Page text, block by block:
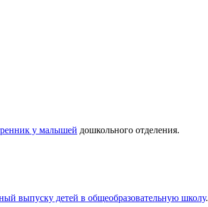
у малышей дошкольного отделения.
выпуску детей в общеобразовательную школу.